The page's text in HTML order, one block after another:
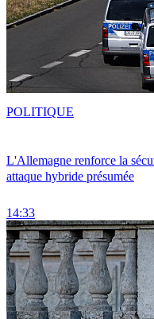
L'Allemagne renforce la
attaque hybride présumée
14:33
POLITIQUE